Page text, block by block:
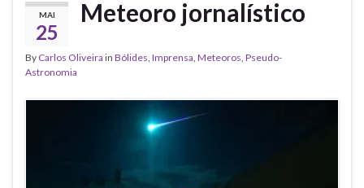
MAI
25
Meteoro jornalístico
By Carlos Oliveira in Bólides, Imprensa, Meteoros, Pseudo-
Astronomia